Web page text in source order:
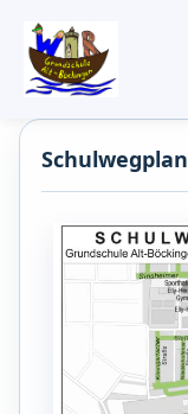
Schulwegplan